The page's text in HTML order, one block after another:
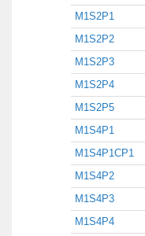
M1S2P1
M1S2P2
M1S2P3
M1S2P4
M1S2P5
M1S4P1
M1S4P1CP1
M1S4P2
M1S4P3
M1S4P4